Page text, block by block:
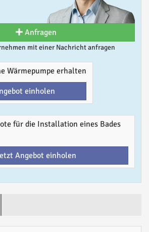
Anfragen
mit einer Nachricht anfragen
Wärmepumpe erhalten
einholen
für die Installation eines Bades
Angebot einholen